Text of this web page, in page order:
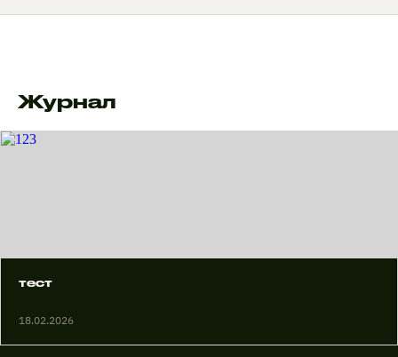
Журнал
тест
18.02.2026